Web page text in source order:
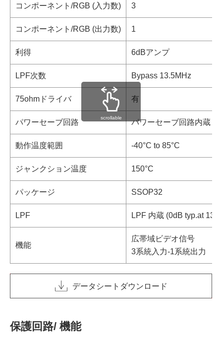
コンポーネント/RGB (入力数) 3
コンポーネント/RGB (出力数) 1
利得 6dBアンプ
LPF次数 Bypass 13.5MHz
75ohmドライバ 有
パワーセーブ回路 パワーセーブ回路内蔵
動作温度範囲 -40°C to 85°C
ジャンクション温度 150°C
パッケージ SSOP32
LPF LPF 内蔵 (0dB typ.at
機能
広帯域ビデオ信号
3系統入力-1系統出力
scrollable
データシートダウンロード
保護回路/ 機能